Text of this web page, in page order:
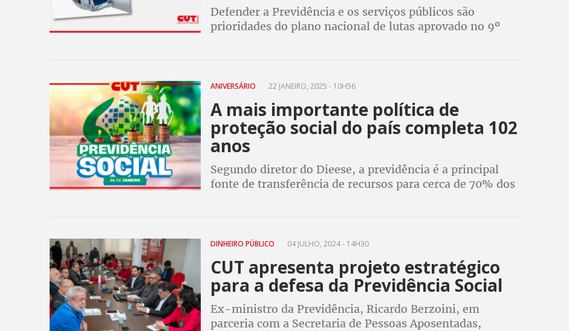
Defender a Previdência e os serviços públicos são
prioridades do plano nacional de lutas aprovado no 9º
ANIVERSÁRIO 22 JANEIRO, 2025 - 10H56
A mais importante política de
proteção social do país completa 102
anos
Segundo diretor do Dieese, a previdência é a principal
fonte de transferência de recursos para cerca de 70% dos
DINHEIRO PÚBLICO 04 JULHO, 2024 - 14H30
CUT apresenta projeto estratégico
para a defesa da Previdência Social
Ex-ministro da Previdência, Ricardo Berzoini, em
parceria com a Secretaria de Pessoas Aposentadas,